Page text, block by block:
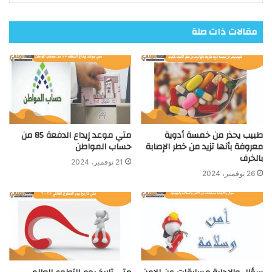
مقالات ذات صلة
طبيب يحذر من خمسة أدوية
معروفة بأنها تزيد من خطر الإصابة
بالخرف
26 نوفمبر، 2024
متي موعد إيداع الدفعة 85 من
حساب المواطن
21 نوفمبر، 2024